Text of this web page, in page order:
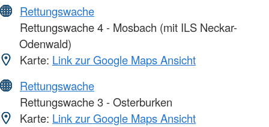
Rettungswache
Rettungswache 4 - Mosbach (mit ILS Neckar-
Odenwald)
Karte: Link zur Google Maps Ansicht
Rettungswache
Rettungswache 3 - Osterburken
Karte: Link zur Google Maps Ansicht